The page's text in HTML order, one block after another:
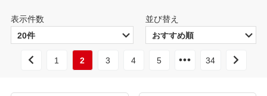
表示件数 並び替え
1 2 3 4 5 34